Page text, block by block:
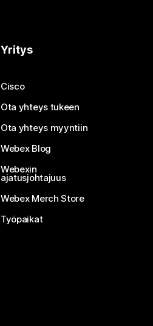
Yritys
Cisco
Ota yhteys tukeen
Ota yhteys myyntiin
Webex Blog
Webexin
ajatusjohtajuus
Webex Merch Store
Työpaikat